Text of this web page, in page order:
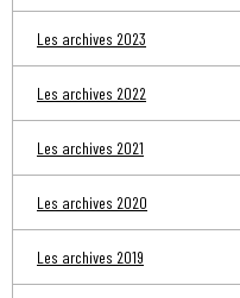
Les archives 2023
Les archives 2022
Les archives 2021
Les archives 2020
Les archives 2019